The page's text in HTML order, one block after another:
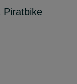
Piratbike